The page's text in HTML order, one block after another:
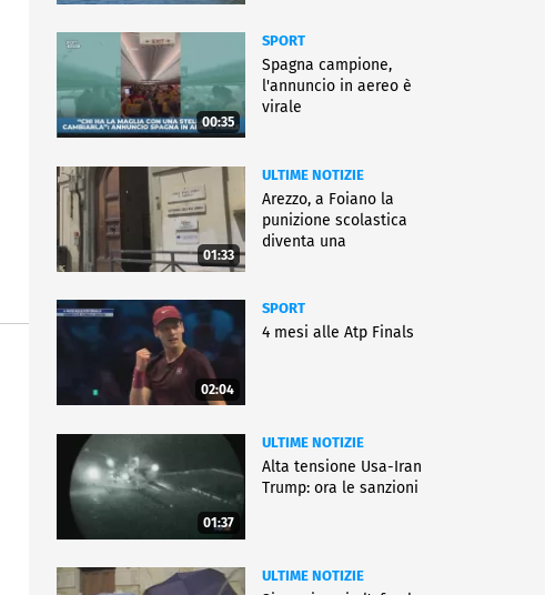
00:35
SPORT
Spagna campione,
l'annuncio in aereo è
virale
01:33
ULTIME NOTIZIE
Arezzo, a Foiano la
punizione scolastica
diventa una
02:04
SPORT
4 mesi alle Atp Finals
01:37
ULTIME NOTIZIE
Alta tensione Usa-Iran
Trump: ora le sanzioni
ULTIME NOTIZIE